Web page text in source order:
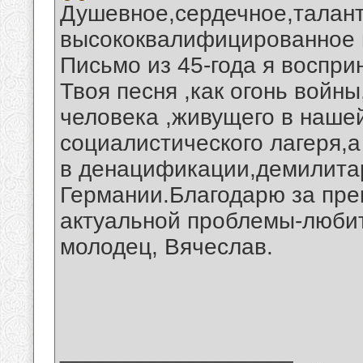
Письмо из 45-года я
Твоя песня ,как огонь
человека ,живущего в
социалистического
в
Германии.Благодарю за
актуальной проблемы-
молодец, Вячеслав.